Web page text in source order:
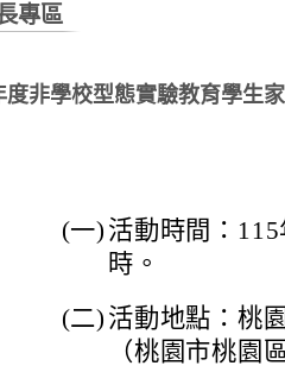
專區
度非學校型態實驗教育學生
(一) 活動時間：
時。
(二) 活動地點：桃
（桃園市桃園